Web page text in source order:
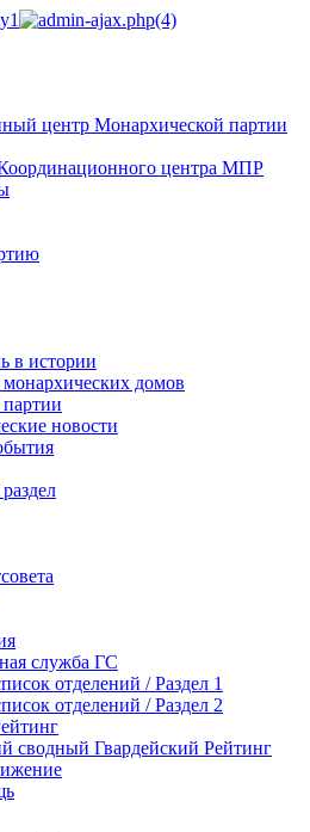
центр Монархической партии
центра МПР
в истории
домов
новости
служба ГС
отделений / Раздел 1
отделений / Раздел 2
сводный Гвардейский Рейтинг